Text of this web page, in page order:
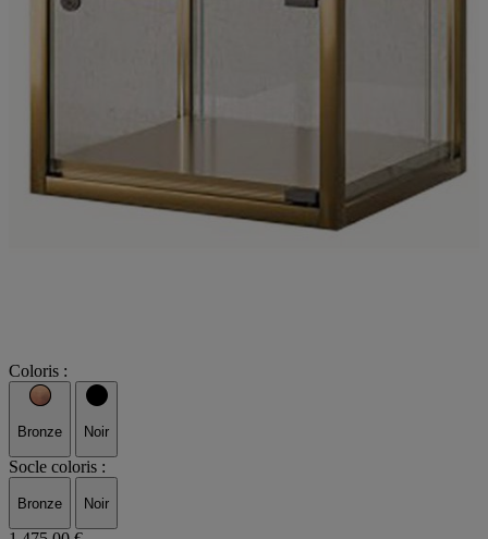
Coloris :
Bronze Noir
Socle coloris :
Bronze Noir